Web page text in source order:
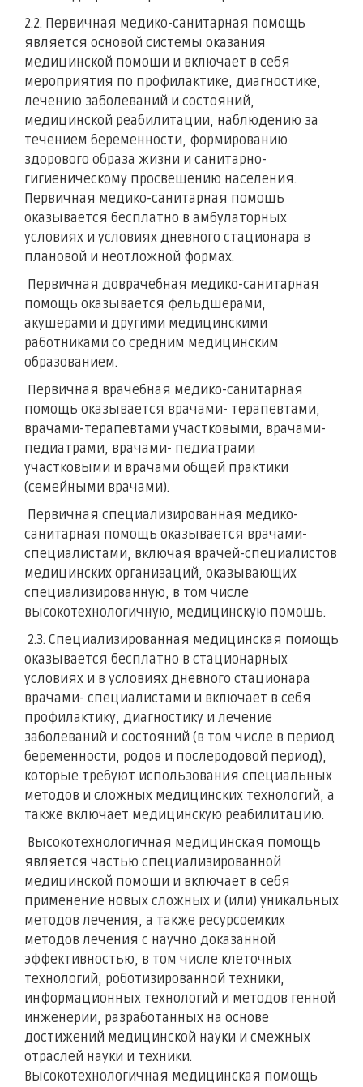
2.2. Первичная медико-санитарная помощь
является основой системы оказания
медицинской помощи и включает в себя
мероприятия по профилактике, диагностике,
лечению заболеваний и состояний,
медицинской реабилитации, наблюдению за
течением беременности, формированию
здорового образа жизни и санитарно-
гигиеническому просвещению населения.
Первичная медико-санитарная помощь
оказывается бесплатно в амбулаторных
условиях и условиях дневного стационара в
плановой и неотложной формах.
Первичная доврачебная медико-санитарная
помощь оказывается фельдшерами,
акушерами и другими медицинскими
работниками со средним медицинским
образованием.
Первичная врачебная медико-санитарная
помощь оказывается врачами- терапевтами,
врачами-терапевтами участковыми, врачами-
педиатрами, врачами- педиатрами
участковыми и врачами общей практики
(семейными врачами).
Первичная специализированная медико-
санитарная помощь оказывается врачами-
специалистами, включая врачей-специалистов
медицинских организаций, оказывающих
специализированную, в том числе
высокотехнологичную, медицинскую помощь.
2.3. Специализированная медицинская помощь
оказывается бесплатно в стационарных
условиях и в условиях дневного стационара
врачами- специалистами и включает в себя
профилактику, диагностику и лечение
заболеваний и состояний (в том числе в период
беременности, родов и послеродовой период),
которые требуют использования специальных
методов и сложных медицинских технологий, а
также включает медицинскую реабилитацию.
Высокотехнологичная медицинская помощь
является частью специализированной
медицинской помощи и включает в себя
применение новых сложных и (или) уникальных
методов лечения, а также ресурсоемких
методов лечения с научно доказанной
эффективностью, в том числе клеточных
технологий, роботизированной техники,
информационных технологий и методов генной
инженерии, разработанных на основе
достижений медицинской науки и смежных
отраслей науки и техники.
Высокотехнологичная медицинская помощь